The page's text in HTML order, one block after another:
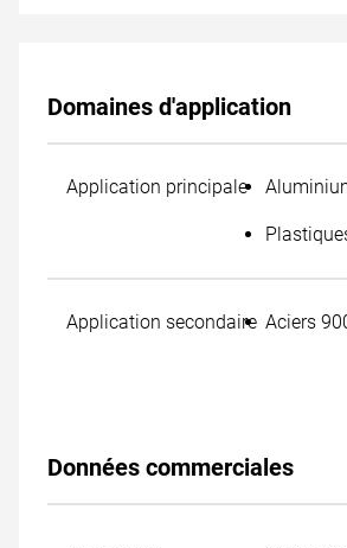
Domaines d'application
Application principale
Application secondaire Aciers
Données commerciales